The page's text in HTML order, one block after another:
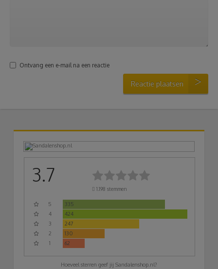
Ontvang een e-mail na een reactie
Reactie plaatsen
3.7
1.198 stemmen
5
335
4
424
3
247
2
130
1
62
Hoeveel sterren geef jij Sandalenshop.nl?